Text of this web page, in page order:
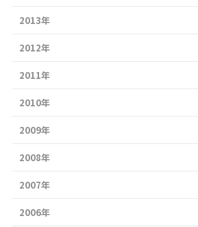
2013年
2012年
2011年
2010年
2009年
2008年
2007年
2006年